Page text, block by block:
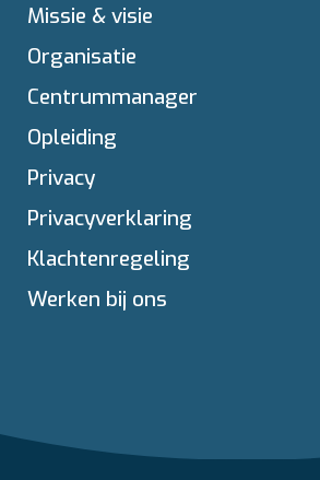
Missie & visie
Organisatie
Centrummanager
Opleiding
Privacy
Privacyverklaring
Klachtenregeling
Werken bij ons